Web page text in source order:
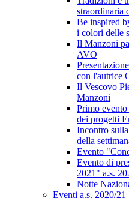
straordinaria
Be inspired
i colori delle
Il Manzoni
AVO
con l'autrice
Il Vescovo
Manzoni
Primo
dei progetti
Incontro
della
Evento
Evento di
2021" a.s.
Notte
Eventi a.s. 2020/21